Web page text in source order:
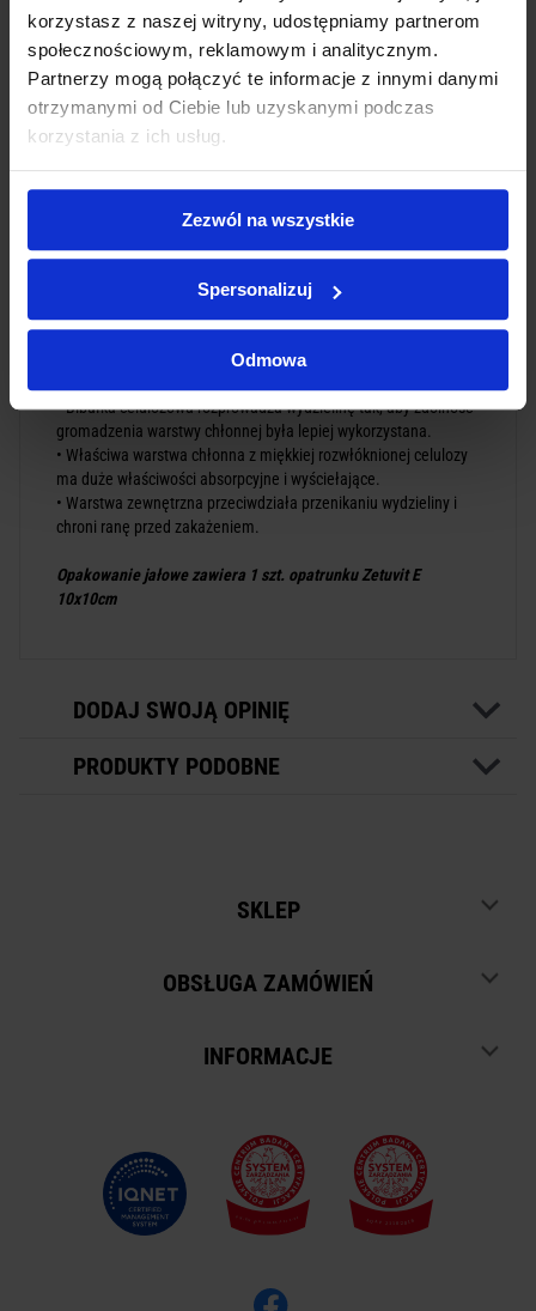
korzystasz z naszej witryny, udostępniamy partnerom
społecznościowym, reklamowym i analitycznym.
Partnerzy mogą połączyć te informacje z innymi danymi
otrzymanymi od Ciebie lub uzyskanymi podczas
korzystania z ich usług.
Zezwól na wszystkie
Spersonalizuj
Odmowa
Zetuvit E kompres 10x10cm
Kompres chłonny do opatrywania silnie sączących ran oraz ich
wyściełania
Wymiary: 10x10cm, pakowane pojedyńczo, jałowe
materiałów.
• Warstwa przylegająca do rany z poliamidowych włókien
• Bibułka celulozowa rozprowadza wydzielinę tak, aby zdolność
gromadzenia warstwy chłonnej była lepiej wykorzystana.
• Właściwa warstwa chłonna z miękkiej rozwłóknionej celulozy
ma duże właściwości absorpcyjne i wyściełające.
• Warstwa zewnętrzna przeciwdziała przenikaniu wydzieliny i
chroni ranę przed zakażeniem.
Opakowanie jałowe zawiera 1 szt. opatrunku Zetuvit E
10x10cm
DODAJ SWOJĄ OPINIĘ
PRODUKTY PODOBNE
SKLEP
OBSŁUGA ZAMÓWIEŃ
INFORMACJE